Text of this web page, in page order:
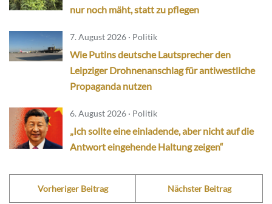
nur noch mäht, statt zu pflegen
7. August 2026 · Politik
Wie Putins deutsche Lautsprecher den
Leipziger Drohnenanschlag für antiwestliche
Propaganda nutzen
6. August 2026 · Politik
„Ich sollte eine einladende, aber nicht auf die
Antwort eingehende Haltung zeigen“
Vorheriger Beitrag Nächster Beitrag